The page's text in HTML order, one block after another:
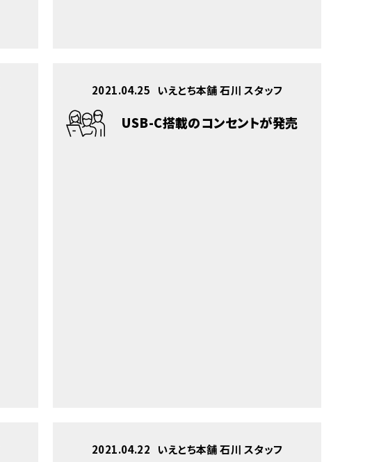
2021.04.25 いえとち本舗 石川 スタッフ
USB-C搭載のコンセントが発売
2021.04.22 いえとち本舗 石川 スタッフ